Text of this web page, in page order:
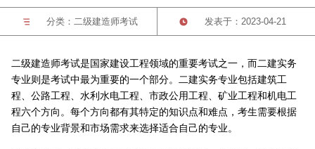
分类：二级建造师考试 发表于：2023-04-21
二级建造师考试是国家建设工程领域的重要考试之一，而二建实务
专业则是考试中最为重要的一个部分。二建实务专业包括建筑工
程、公路工程、水利水电工程、市政公用工程、矿业工程和机电工
程六个方向。每个方向都有其特定的知识点和难点，考生需要根据
自己的专业背景和市场需求来选择适合自己的专业。